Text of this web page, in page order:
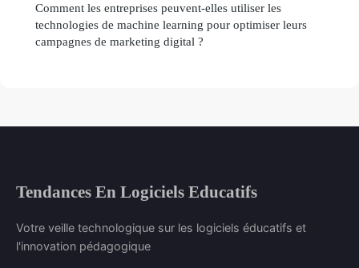
Comment les entreprises peuvent-elles utiliser les
technologies de machine learning pour optimiser leurs
campagnes de marketing digital ?
Tendances En Logiciels Educatifs
Votre veille technologique sur les logiciels éducatifs et
l'innovation pédagogique